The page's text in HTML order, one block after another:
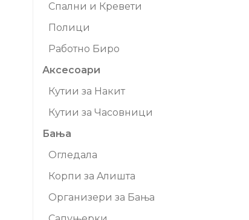
Спални и Кревети
Полици
Работно Биро
Аксесоари
Кутии за Накит
Кутии за Часовници
Бања
Огледала
Корпи за Aлишта
Организери за Бања